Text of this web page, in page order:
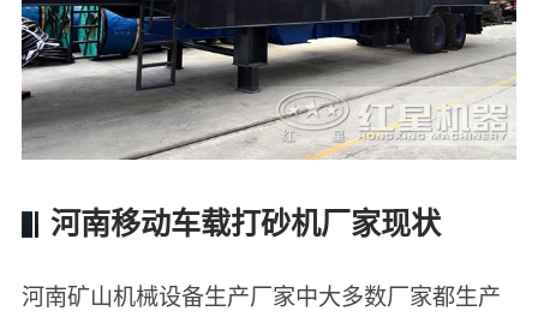
河南移动车载打砂机厂家现状
河南矿山机械设备生产厂家中大多数厂家都生产